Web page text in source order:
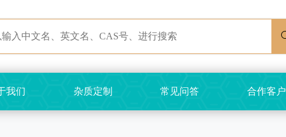
我们 杂质定制 常见问答 合作客户